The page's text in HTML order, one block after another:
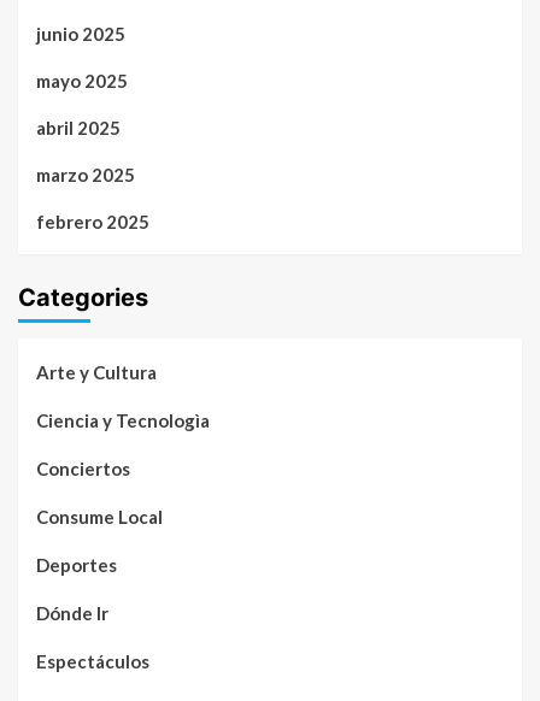
junio 2025
mayo 2025
abril 2025
marzo 2025
febrero 2025
Categories
Arte y Cultura
Ciencia y Tecnologìa
Conciertos
Consume Local
Deportes
Dónde Ir
Espectáculos